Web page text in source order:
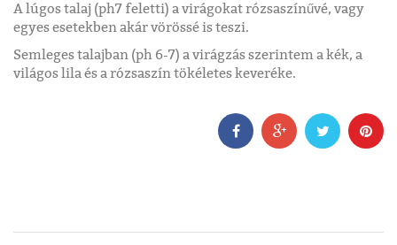
A lúgos talaj (ph7 feletti) a virágokat rózsaszínűvé, vagy
egyes esetekben akár vörössé is teszi.
Semleges talajban (ph 6-7) a virágzás szerintem a kék, a
világos lila és a rózsaszín tökéletes keveréke.